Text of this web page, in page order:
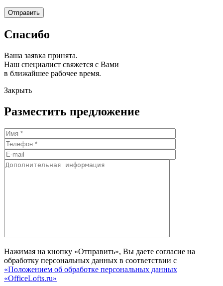
Спасибо
Ваша заявка принята.
Наш специалист свяжется с Вами
в ближайшее рабочее время.
Закрыть
Разместить предложение
Нажимая на кнопку «Отправить», Вы даете согласие на
обработку персональных данных в соответствии с
«Положением об обработке персональных данных
«OfficeLofts.ru»